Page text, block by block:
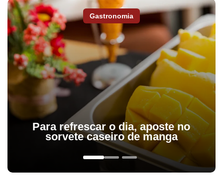
Gastronomia
Para refrescar o dia, aposte no
sorvete caseiro de manga